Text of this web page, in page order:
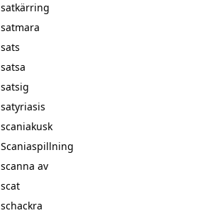
satkärring
satmara
sats
satsa
satsig
satyriasis
scaniakusk
Scaniaspillning
scanna av
scat
schackra